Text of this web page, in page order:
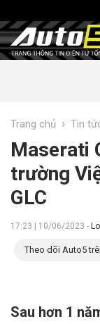
Trang chủ › Tin
Maserati
trường
GLC
17:23 | 10/06/2023 -
Theo dõi Auto5
Sau hơn 1